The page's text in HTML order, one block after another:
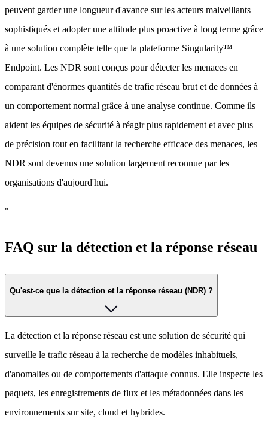
peuvent garder une longueur d'avance sur les acteurs malveillants
sophistiqués et adopter une attitude plus proactive à long terme grâce
à une solution complète telle que la plateforme Singularity™
Endpoint. Les NDR sont conçus pour détecter les menaces en
comparant d'énormes quantités de trafic réseau brut et de données à
un comportement normal grâce à une analyse continue. Comme ils
aident les équipes de sécurité à réagir plus rapidement et avec plus
de précision tout en facilitant la recherche efficace des menaces, les
NDR sont devenus une solution largement reconnue par les
organisations d'aujourd'hui.
"
FAQ sur la détection et la réponse réseau
Qu'est-ce que la détection et la réponse réseau (NDR) ?
La détection et la réponse réseau est une solution de sécurité qui
surveille le trafic réseau à la recherche de modèles inhabituels,
d'anomalies ou de comportements d'attaque connus. Elle inspecte les
paquets, les enregistrements de flux et les métadonnées dans les
environnements sur site, cloud et hybrides.